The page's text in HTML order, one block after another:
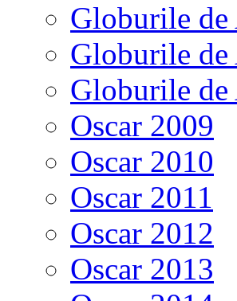
Globurile de
Globurile de
Globurile
Oscar 2009
Oscar 2010
Oscar 2011
Oscar 2012
Oscar 2013